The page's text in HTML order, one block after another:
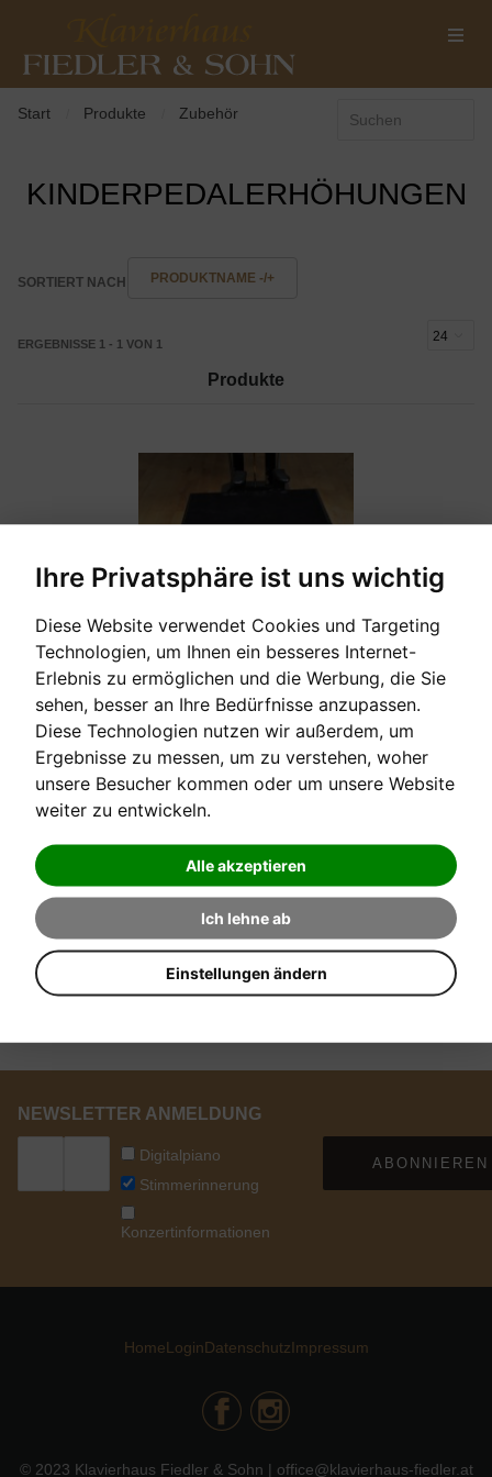
Ihre Privatsphäre ist uns wichtig
Diese Website verwendet Cookies und Targeting
Technologien, um Ihnen ein besseres Internet-
Erlebnis zu ermöglichen und die Werbung, die Sie
sehen, besser an Ihre Bedürfnisse anzupassen.
Diese Technologien nutzen wir außerdem, um
Ergebnisse zu messen, um zu verstehen, woher
unsere Besucher kommen oder um unsere Website
weiter zu entwickeln.
Alle akzeptieren
Ich lehne ab
Einstellungen ändern
Start Produkte Zubehör
KINDERPEDALERHÖHUNGEN
SORTIERT NACH PRODUKTNAME -/+
ERGEBNISSE 1 - 1 VON 1
Produkte
[sofort verfügbar]
KINDERPEDALERHÖHUNG METALL
flexibel und leicht einzustellen (nicht nur die Höhe der ...
330,00 €
NEWSLETTER ANMELDUNG
Digitalpiano
Stimmerinnerung
Konzertinformationen
ABONNIEREN
HomeLoginDatenschutzImpressum
© 2023 Klavierhaus Fiedler & Sohn | office@klavierhaus-fiedler.at